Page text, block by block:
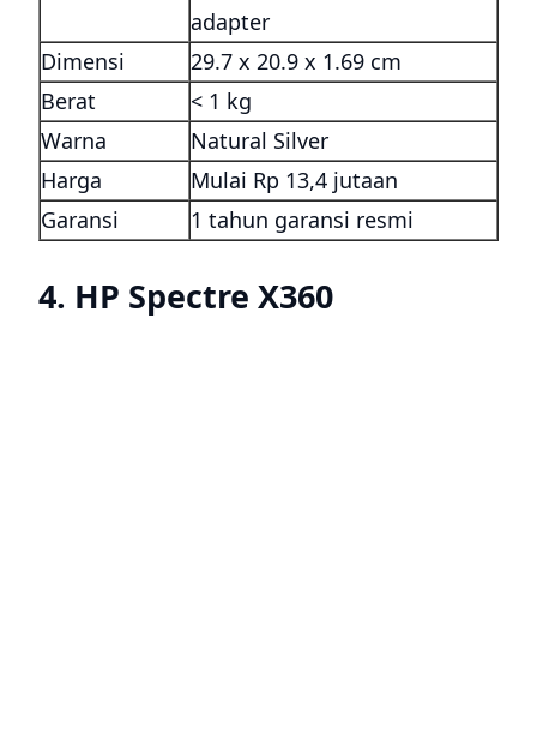
adapter
Dimensi
29.7 x 20.9 x 1.69 cm
Berat
< 1 kg
Warna
Natural Silver
Harga
Mulai Rp 13,4 jutaan
Garansi
1 tahun garansi resmi
4. HP Spectre X360